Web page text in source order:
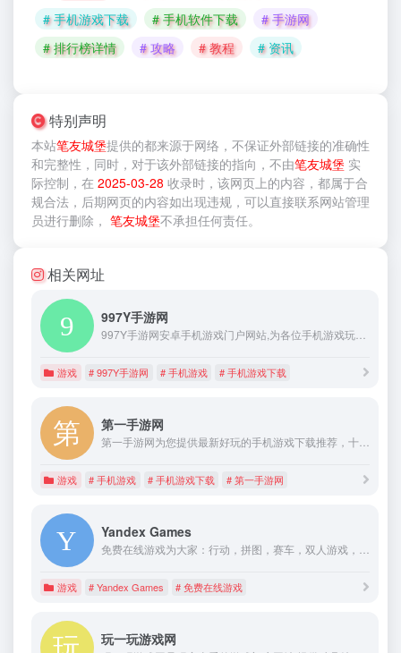
# 手机游戏下载
# 手机软件下载
# 手游网
# 排行榜详情
# 攻略 # 教程 # 资讯
特别声明
本站笔友城堡提供的都来源于网络，不保证外部链接的准确性
和完整性，同时，对于该外部链接的指向，不由笔友城堡 实
际控制，在 2025-03-28 收录时，该网页上的内容，都属于合
规合法，后期网页的内容如出现违规，可以直接联系网站管理
员进行删除， 笔友城堡不承担任何责任。
相关网址
997Y手游网
997Y手游网安卓手机游戏门户网站,为各位手机游戏玩家提供安卓手游、苹果手游，并提供手游礼包领取、手机游戏攻略、评测等专业手机游戏门户网站。
游戏 # 997Y手游网 # 手机游戏 # 手机游戏下载
第一手游网
第一手游网为您提供最新好玩的手机游戏下载推荐，十大热门手游排行榜2022前十名。告诉你有什么好玩的手机网游,哪些手游最好玩。
游戏 # 手机游戏 # 手机游戏下载 # 第一手游网
Yandex Games
免费在线游戏为大家：行动，拼图，赛车，双人游戏，以及更多。 无需下载！ 在手机或电脑上播放。
游戏 # Yandex Games # 免费在线游戏
玩一玩游戏网